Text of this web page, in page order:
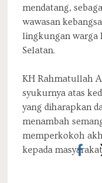
mendatang,
wawasan
lingkungan warga
Selatan.
KH Rahmatullah
syukurnya atas
yang diharapkan
menambah
memperkokoh
kepada